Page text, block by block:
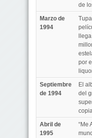
de
Marzo de
1994
por
Septiembre
de 1994
El
del
Abril de
1995
“Me